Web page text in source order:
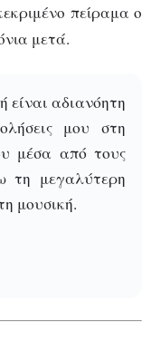
πείραμα ο
μετά.
είναι αδιανόητη
μου στη
μέσα από τους
τη μεγαλύτερη
μουσική.